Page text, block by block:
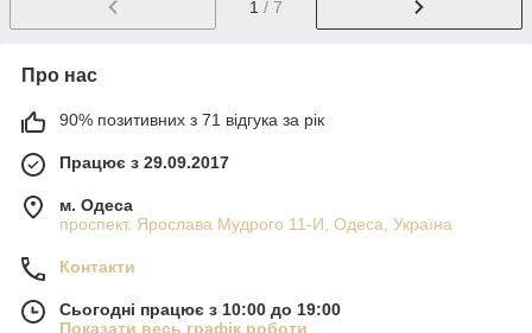
1 / 7
Про нас
90% позитивних з 71 відгука за рік
Працює з 29.09.2017
м. Одеса
проспект. Ярослава Мудрого 11-И, Одеса, Україна
Контакти
Сьогодні працює з 10:00 до 19:00
Показати весь графік роботи